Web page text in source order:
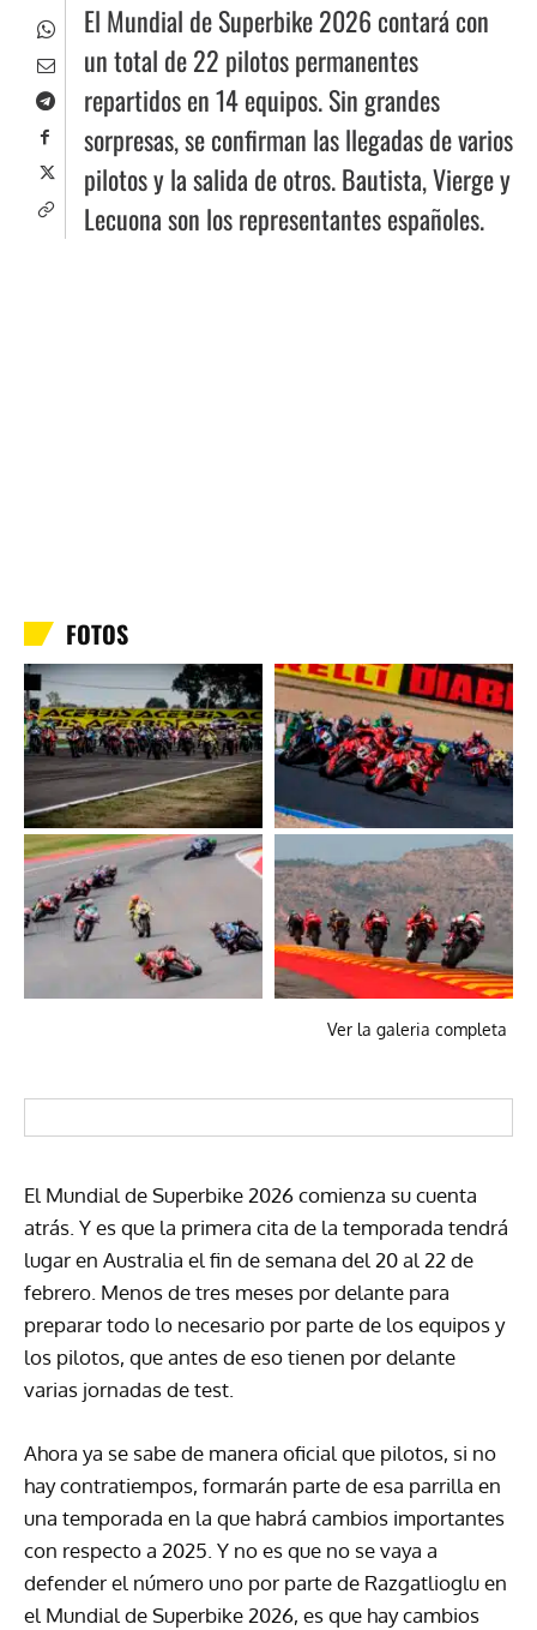
El Mundial de Superbike 2026 contará con
un total de 22 pilotos permanentes
repartidos en 14 equipos. Sin grandes
sorpresas, se confirman las llegadas de varios
pilotos y la salida de otros. Bautista, Vierge y
Lecuona son los representantes españoles.
FOTOS
Ver la galeria completa
El Mundial de Superbike 2026 comienza su cuenta
atrás. Y es que la primera cita de la temporada tendrá
lugar en Australia el fin de semana del 20 al 22 de
febrero. Menos de tres meses por delante para
preparar todo lo necesario por parte de los equipos y
los pilotos, que antes de eso tienen por delante
varias jornadas de test.
Ahora ya se sabe de manera oficial que pilotos, si no
hay contratiempos, formarán parte de esa parrilla en
una temporada en la que habrá cambios importantes
con respecto a 2025. Y no es que no se vaya a
defender el número uno por parte de Razgatlioglu en
el Mundial de Superbike 2026, es que hay cambios